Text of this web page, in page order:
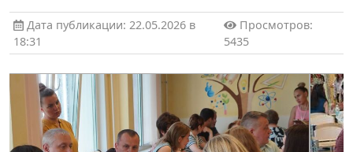
Дата публикации: 22.05.2026 в
18:31
Просмотров:
5435